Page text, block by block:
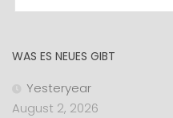
WAS ES NEUES GIBT
Yesteryear
August 2, 2026